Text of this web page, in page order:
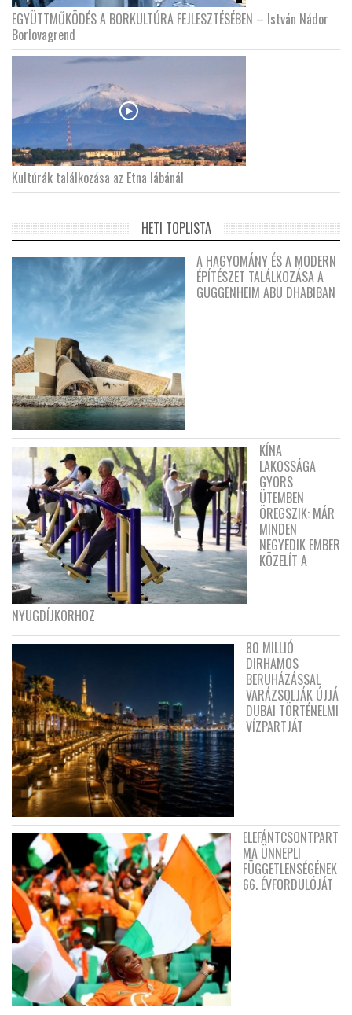
EGYÜTTMŰKÖDÉS A BORKULTÚRA FEJLESZTÉSÉBEN – István Nádor
Borlovagrend
Kultúrák találkozása az Etna lábánál
HETI TOPLISTA
A HAGYOMÁNY ÉS A MODERN
ÉPÍTÉSZET TALÁLKOZÁSA A
GUGGENHEIM ABU DHABIBAN
KÍNA
LAKOSSÁGA
GYORS
ÜTEMBEN
ÖREGSZIK: MÁR
MINDEN
NEGYEDIK EMBER
KÖZELÍT A
NYUGDÍJKORHOZ
80 MILLIÓ
DIRHAMOS
BERUHÁZÁSSAL
VARÁZSOLJÁK ÚJJÁ
DUBAI TÖRTÉNELMI
VÍZPARTJÁT
ELEFÁNTCSONTPART
MA ÜNNEPLI
FÜGGETLENSÉGÉNEK
66. ÉVFORDULÓJÁT